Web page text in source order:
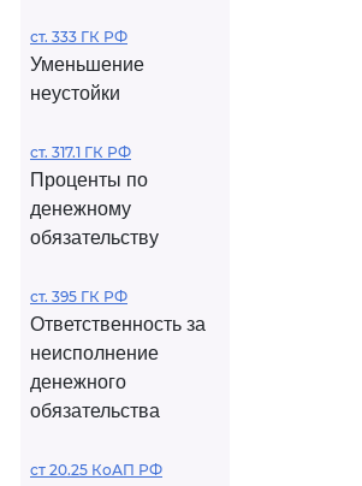
ст. 333 ГК РФ
Уменьшение
неустойки
ст. 317.1 ГК РФ
Проценты по
денежному
обязательству
ст. 395 ГК РФ
Ответственность за
неисполнение
денежного
обязательства
ст 20.25 КоАП РФ